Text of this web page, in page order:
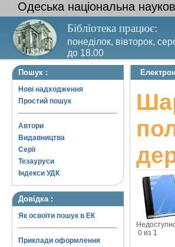
Одеська національна
Бібліотека працює:
понеділок, вівторок,
до 18.00
Вихідний день –
Пошук :
Нові надходження
Простий пошук
Автори
Видавництва
Серії
Тезауруси
Індекси УДК
Довідка :
Як освоїти пошук в ЕК
Приклади оформлення
0 из 1